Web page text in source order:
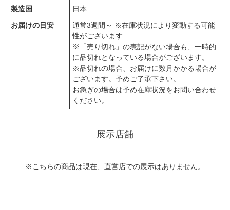
製造国
日本
お届けの目安
通常3週間～ ※在庫状況により変動する可能
性がございます
※「売り切れ」の表記がない場合も、一時的
に品切れとなっている場合がございます。
※品切れの場合、お届けに数月かかる場合が
ございます。予めご了承下さい。
お急ぎの場合は予め在庫状況をお問い合わせ
ください。
展示店舗
※こちらの商品は現在、直営店での展示はありません。